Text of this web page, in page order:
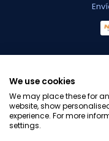
We use cookies
We may place these for
website, show
experience. For more
settings.